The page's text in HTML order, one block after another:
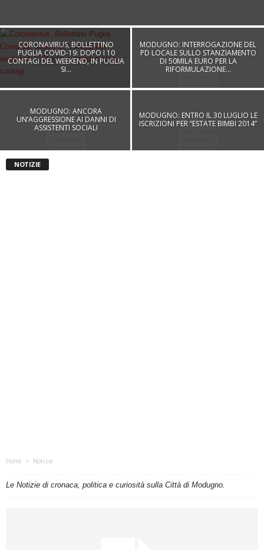
CORONAVIRUS, BOLLETTINO
PUGLIA COVID-19: DOPO I 10
CONTAGI DEL WEEKEND, IN PUGLIA
SI...
MODUGNO: INTERROGAZIONE DEL
PD LOCALE SULLO STANZIAMENTO
DI 50MILA EURO PER LA
RIFORMULAZIONE...
MODUGNO: ANCORA
UN’AGGRESSIONE AI DANNI DI
ASSISTENTI SOCIALI
MODUGNO: ENTRO IL 30 LUGLIO LE
ISCRIZIONI PER “ESTATE BIMBI 2014”
NOTIZIE
Home Notizie
Le Notizie di cronaca, politica e curiosità sulla Città di Modugno.